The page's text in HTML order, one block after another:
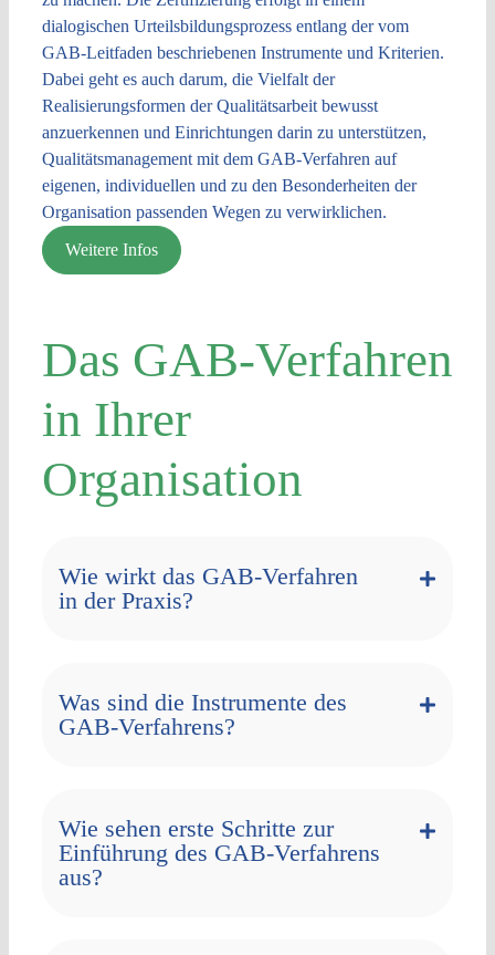
dialogischen Urteilsbildungsprozess entlang der vom
GAB-Leitfaden beschriebenen Instrumente und Kriterien.
Dabei geht es auch darum, die Vielfalt der
Realisierungsformen der Qualitätsarbeit bewusst
anzuerkennen und Einrichtungen darin zu unterstützen,
Qualitätsmanagement mit dem GAB-Verfahren auf
eigenen, individuellen und zu den Besonderheiten der
Organisation passenden Wegen zu verwirklichen.
Weitere Infos
Das GAB-Verfahren
in Ihrer
Organisation
Wie wirkt das GAB-Verfahren
in der Praxis?
Was sind die Instrumente des
GAB-Verfahrens?
Wie sehen erste Schritte zur
Einführung des GAB-Verfahrens
aus?